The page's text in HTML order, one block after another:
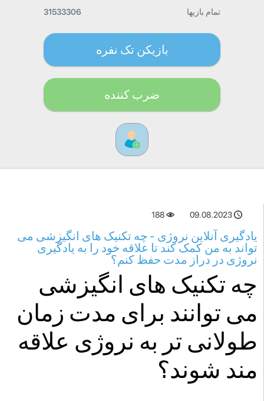
تمام بازیها 31533306
بازیکن تک نفره
ضرب کننده
09.08.2023
188
یادگیری آنلاین نروژی - چه تکنیک های انگیزشی می
تواند به من کمک کند تا علاقه خود را به یادگیری
نروژی در دراز مدت حفظ کنم؟
چه تکنیک های انگیزشی
می توانند برای مدت زمان
طولانی تر به نروژی علاقه
مند شوند؟